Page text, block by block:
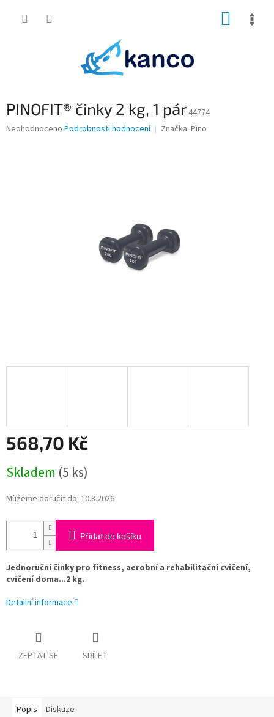
PINOFIT® činky 2 kg, 1 pár 44774
Průměrné
Neohodnoceno Podrobnosti hodnocení Značka: Pino
568,70 Kč
cena:
Skladem (5 ks)
Můžeme doručit do: 10.8.2026
Přidat do košíku
Jednoruční činky pro fitness, aerobní a rehabilitační cvičení,
cvičení doma...2 kg.
Detailní informace
ZEPTAT SE SDÍLET
Popis Diskuze